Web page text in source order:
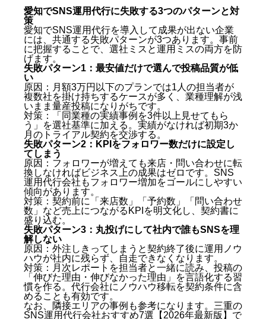
愛知でSNS運用代行に失敗する3つのパターンと対
策
愛知でSNS運用代行を導入して成果が出ない企業
には、共通する失敗パターンが3つあります。事前
に把握することで、選社ミスと運用ミスの両方を防
げます。
失敗パターン1：最安値だけで選んで投稿品質が低
い
原因：月額3万円以下のプランでは1人の担当者が
複数社を掛け持ちするケースが多く、業種理解が浅
いまま量産投稿になりがちです。
対策：「同業種の実績事例を3件以上見せてもら
う」を選社基準に加える。実績がなければ初期3か
月のトライアル契約を交渉する。
失敗パターン2：KPIをフォロワー数だけに設定し
てしまう
原因：フォロワーが増えても来店・問い合わせに転
換しなければビジネス上の成果はゼロです。SNS
運用代行会社もフォロワー増加をゴールにしやすい
傾向があります。
対策：契約前に「来店数」「予約数」「問い合わせ
数」など売上につながるKPIを明文化し、契約書に
盛り込む。
失敗パターン3：丸投げにして社内で誰もSNSを理
解しない
原因：外注しきってしまうと契約終了後に運用ノウ
ハウが社内に残らず、自走できなくなります。
対策：月次レポートを担当者と一緒に読み、投稿の
「伸びた理由・伸びなかった理由」を言語化する習
慣を作る。代行会社にノウハウ移転を契約条件に含
めることも有効です。
なお、隣接エリアの事例も参考になります。 三重の
SNS運用代行会社おすすめ7選【2026年最新版】 で
愛知 SNS運用代行の選び方 — 業種別おすすめ傾向
飲食・カフェ・居酒屋
美容サロン・クリニック
製造業・BtoB企業
整体院・エステ・フィットネス
愛知 SNS運用代行に関するよくある質問（FAQ）
Q. 愛知でSNS運用代行を依頼した場合の月額費用
はいくらですか？
Q. 契約期間はどのくらいが一般的ですか？
Q. 愛知県内に拠点がある会社に頼む必要がありま
すか？
Q. SNS運用代行を始める前に準備すべきことは何
ですか？
Q. TikTokとInstagramのどちらから始めるべきです
か？
Q. 成果が出なかった場合の返金保証はあります
か？
Q. 複数店舗を持つ場合、まとめて依頼できます
か？
まとめ：愛知 SNS運用代行おすすめ7社比較【2026年
最新版】